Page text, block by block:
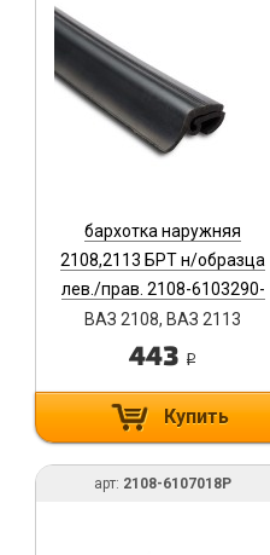
бархотка наружняя
2108,2113 БРТ н/образца
лев./прав. 2108-6103290-
10Р
ВАЗ 2108, ВАЗ 2113
443 i
Купить
арт: 2108-6107018Р